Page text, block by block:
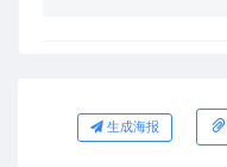
生成海报